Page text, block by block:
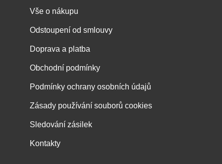
Vše o nákupu
Odstoupení od smlouvy
Doprava a platba
Obchodní podmínky
Podmínky ochrany osobních údajů
Zásady používání souborů cookies
Sledování zásilek
Kontakty